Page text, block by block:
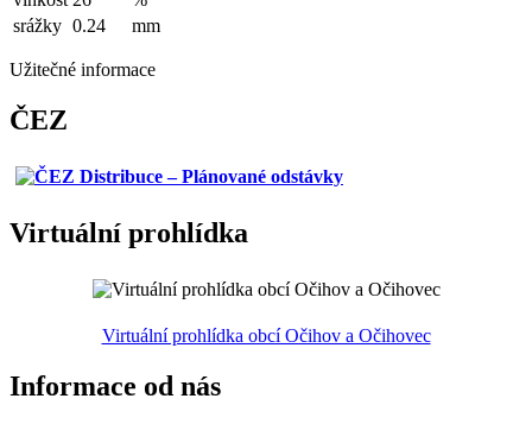
srážky 0.24 mm
Užitečné informace
ČEZ
Virtuální prohlídka
Virtuální prohlídka obcí Očihov a Očihovec
Informace od nás